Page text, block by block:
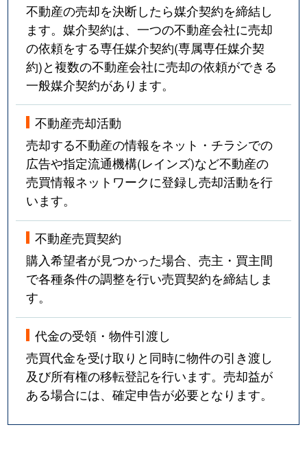
不動産の売却を決断したら媒介契約を締結し
ます。媒介契約は、一つの不動産会社に売却
の依頼をする専任媒介契約(専属専任媒介契
約)と複数の不動産会社に売却の依頼ができる
一般媒介契約があります。
不動産売却活動
売却する不動産の情報をネット・チラシでの
広告や指定流通機構(レインズ)など不動産の
売買情報ネットワークに登録し売却活動を行
います。
不動産売買契約
購入希望者が見つかった場合、売主・買主間
で各種条件の調整を行い売買契約を締結しま
す。
代金の受領・物件引渡し
売買代金を受け取りと同時に物件の引き渡し
及び所有権の移転登記を行います。売却益が
ある場合には、確定申告が必要となります。